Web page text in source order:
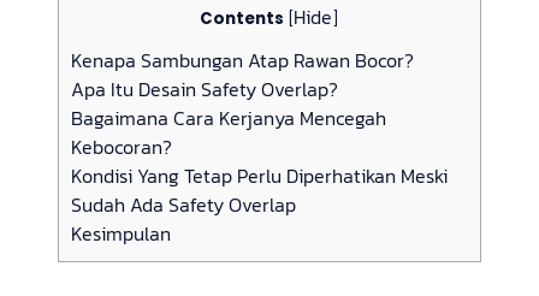
Contents Hide
Kenapa Sambungan Atap Rawan Bocor?
Apa Itu Desain Safety Overlap?
Bagaimana Cara Kerjanya Mencegah
Kebocoran?
Kondisi Yang Tetap Perlu Diperhatikan Meski
Sudah Ada Safety Overlap
Kesimpulan